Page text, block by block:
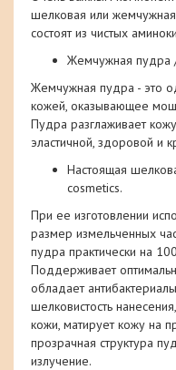
шелковая или
состоят из чистых
Жемчужная пудра
Жемчужная пудра - это
кожей, оказывающее
Пудра разглаживает
эластичной, здоровой и
Настоящая
cosmetics.
При ее изготовлении
размер измельченных
пудра практически на
Поддерживает
обладает
шелковистость
кожи, матирует кожу на
прозрачная структура
излучение.